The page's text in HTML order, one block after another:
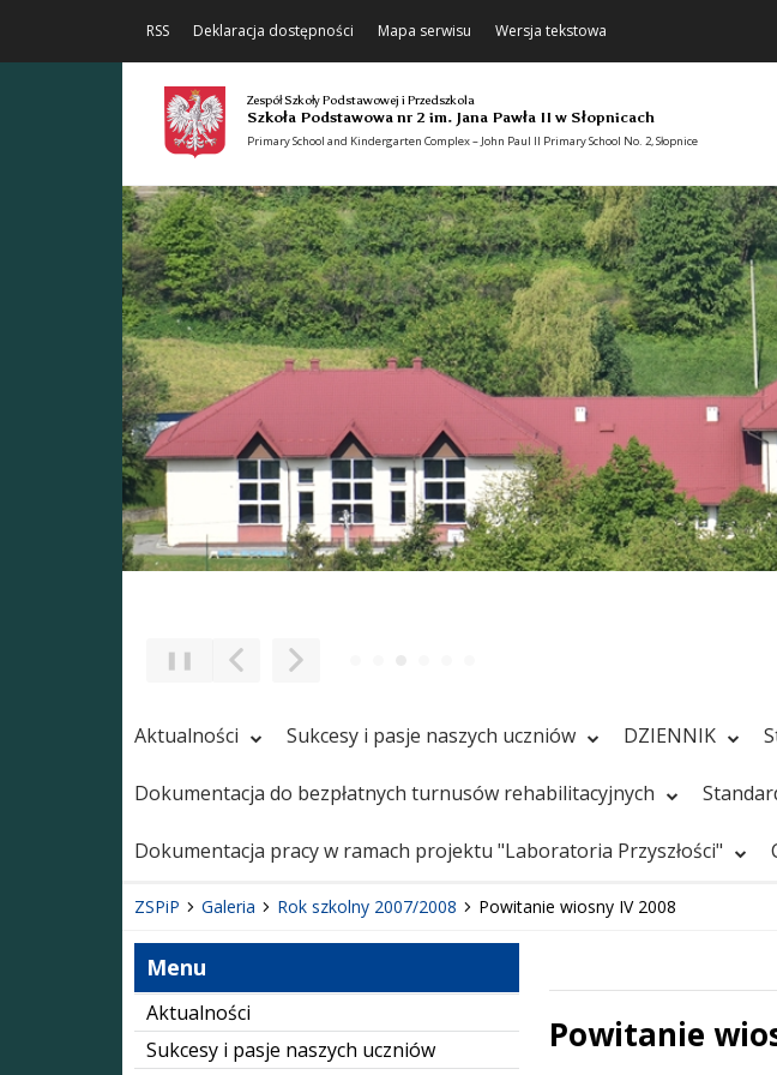
RSS Deklaracja dostępności Mapa serwisu Wersja tekstowa
Zespół Szkoły Podstawowej i Przedszkola
Szkoła Podstawowa nr 2 im. Jana Pawła II w Słopnicach
Primary School and Kindergarten Complex – John Paul II Primary School No. 2, Słopnice
Poprzedni Element
Następny Element
❚❚
Aktualności Sukcesy i pasje naszych uczniów DZIENNIK
Dokumentacja do bezpłatnych turnusów rehabilitacyjnych
Dokumentacja pracy w ramach projektu "Laboratoria Przyszłości"
ZSPiP Galeria Rok szkolny 2007/2008 Powitanie wiosny IV 2008
Menu
Aktualności
Sukcesy i pasje naszych uczniów
Powitanie